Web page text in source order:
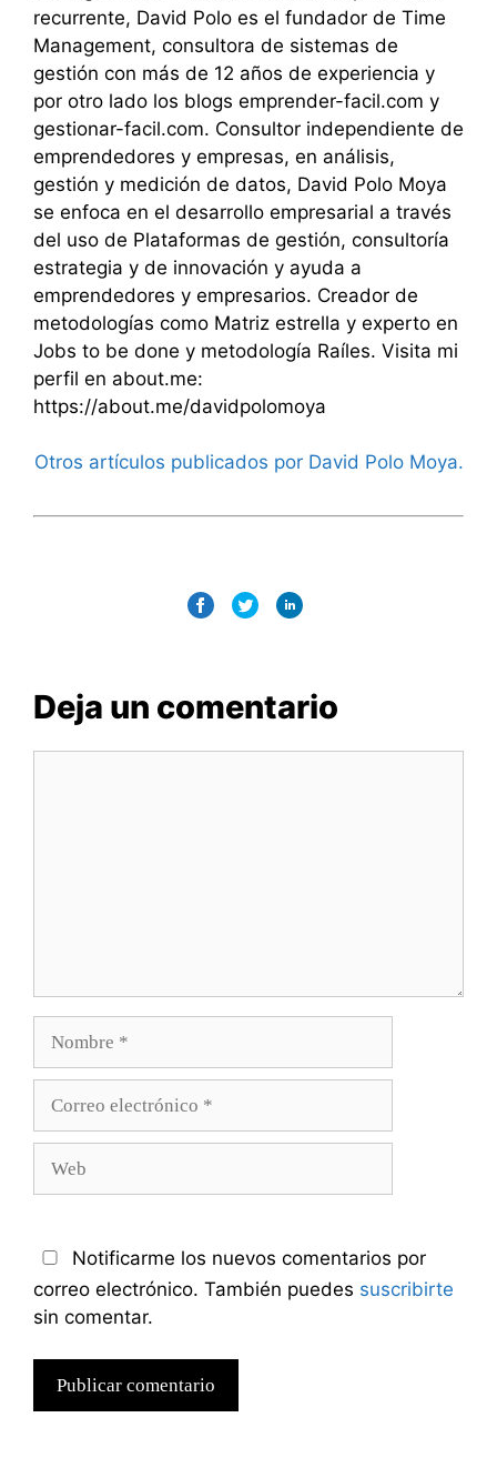
recurrente, David Polo es el fundador de Time
Management, consultora de sistemas de
gestión con más de 12 años de experiencia y
por otro lado los blogs emprender-facil.com y
gestionar-facil.com. Consultor independiente de
emprendedores y empresas, en análisis,
gestión y medición de datos, David Polo Moya
se enfoca en el desarrollo empresarial a través
del uso de Plataformas de gestión, consultoría
estrategia y de innovación y ayuda a
emprendedores y empresarios. Creador de
metodologías como Matriz estrella y experto en
Jobs to be done y metodología Raíles. Visita mi
perfil en about.me:
https://about.me/davidpolomoya
Otros artículos publicados por David Polo Moya.
Deja un comentario
electrónico
Notificarme los nuevos comentarios por
correo electrónico. También puedes suscribirte
sin comentar.